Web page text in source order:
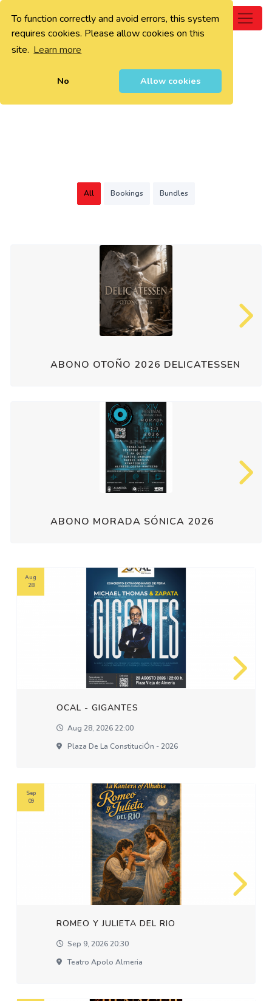
To function correctly and avoid errors, this system
requires cookies. Please allow cookies on this
site. Learn more
No Allow cookies
0
All Bookings Bundles
ABONO OTOÑO 2026 DELICATESSEN
ABONO MORADA SÓNICA 2026
OCAL - GIGANTES
Aug 28, 2026 22:00
Plaza De La ConstituciÓn - 2026
Aug
28
ROMEO Y JULIETA DEL RIO
Sep 9, 2026 20:30
Teatro Apolo Almeria
Sep
09